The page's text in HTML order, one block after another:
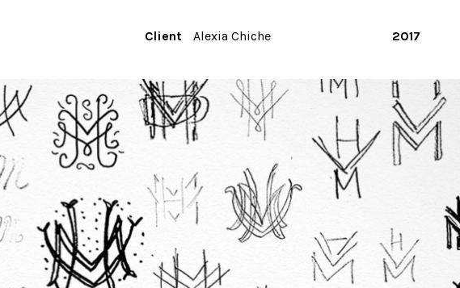
Client Alexia Chiche 2017